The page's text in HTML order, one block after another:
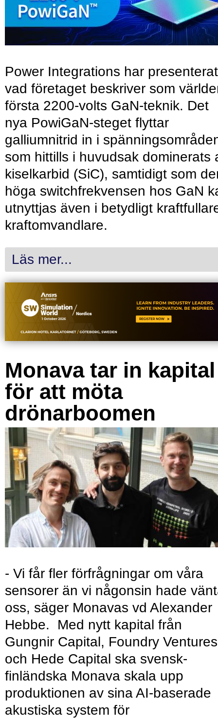
Power Integrations har presenterat
vad företaget beskriver som
första 2200-volts GaN-teknik. Det
nya PowiGaN-steget flyttar
galliumnitrid in i
som hittills i huvudsak dominerats
kiselkarbid (SiC), samtidigt som
höga switchfrekvensen hos GaN
utnyttjas även i betydligt
kraftomvandlare.
Läs mer...
Monava tar in kapital
för att möta
drönarboomen
- Vi får fler förfrågningar om våra
sensorer än vi någonsin hade
oss, säger Monavas vd Alexander
Hebbe. Med nytt kapital från
Gungnir Capital, Foundry Ventures
och Hede Capital ska svensk-
finländska Monava skala upp
produktionen av sina AI-baserade
akustiska system för